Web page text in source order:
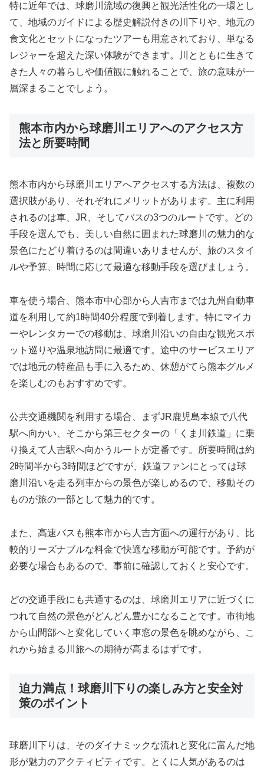
特に近年では、球磨川流域の復興と観光活性化の一環とし
て、地域のガイドによる歴史解説付きの川下りや、地元の
食文化とセットになったツアーも用意されており、単なる
レジャーを超えた深い体験ができます。川とともに生きて
きた人々の暮らしや価値観に触れることで、旅の意味が一
層深まることでしょう。
熊本市内から球磨川エリアへのアクセス方
法と所要時間
熊本市内から球磨川エリアへアクセスする方法は、複数の
選択肢があり、それぞれにメリットがあります。主に利用
されるのは車、JR、そしてバスの3つのルートです。どの
手段を選んでも、美しい自然に囲まれた球磨川の魅力的な
景色にたどり着けるのは間違いありませんが、旅のスタイ
ルや予算、時間に応じて最適な移動手段を選びましょう。
車を使う場合、熊本市中心部から人吉市までは九州自動車
道を利用して約1時間40分程度で到着します。特にマイカ
ーやレンタカーでの移動は、球磨川沿いの自由な観光スポ
ット巡りや温泉地訪問に最適です。途中のサービスエリア
では地元の特産品も手に入るため、休憩がてら熊本グルメ
を楽しむのもおすすめです。
公共交通機関を利用する場合、まずJR鹿児島本線で八代
駅へ向かい、そこから第三セクターの「くま川鉄道」に乗
り換えて人吉駅へ向かうルートが定番です。所要時間は約
2時間半から3時間ほどですが、鉄道ファンにとっては球
磨川沿いを走る列車からの景色が楽しめるので、移動その
ものが旅の一部として魅力的です。
また、高速バスも熊本市から人吉方面への運行があり、比
較的リーズナブルな料金で快適な移動が可能です。予約が
必要な場合もあるので、事前に確認しておくと安心です。
どの交通手段にも共通するのは、球磨川エリアに近づくに
つれて自然の景色がどんどん豊かになることです。市街地
から山間部へと変化していく車窓の景色を眺めながら、こ
れから始まる川旅への期待が高まるはずです。
迫力満点！球磨川下りの楽しみ方と安全対
策のポイント
球磨川下りは、そのダイナミックな流れと変化に富んだ地
形が魅力のアクティビティです。とくに人気があるのは